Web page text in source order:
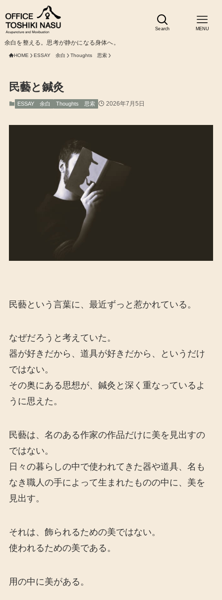
余白を整える。思考が静かになる身体へ。
Search MENU
HOME ESSAY 余白 Thoughts 思索
民藝と鍼灸
ESSAY 余白 Thoughts 思索 2026年7月5日
民藝という言葉に、最近ずっと惹かれている。
なぜだろうと考えていた。
器が好きだから、道具が好きだから、というだけ
ではない。
その奥にある思想が、鍼灸と深く重なっているよ
うに思えた。
民藝は、名のある作家の作品だけに美を見出すの
ではない。
日々の暮らしの中で使われてきた器や道具、名も
なき職人の手によって生まれたものの中に、美を
見出す。
それは、飾られるための美ではない。
使われるための美である。
用の中に美がある。